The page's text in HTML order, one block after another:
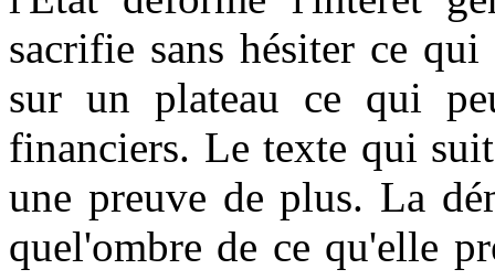
sacrifie sans hésiter ce
sur un plateau ce qui
financiers. Le texte qui
une preuve de plus. La
quel'ombre de ce qu'elle